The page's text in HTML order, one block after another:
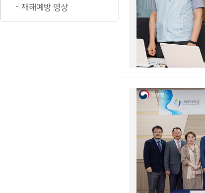
재해예방 영상